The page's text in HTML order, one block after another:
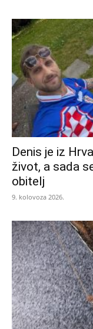
Denis je iz
život, a sada
obitelj
9. kolovoza 2026.